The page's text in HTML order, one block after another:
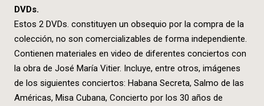
DVDs.
Estos 2 DVDs. constituyen un obsequio por la compra de la
colección, no son comercializables de forma independiente.
Contienen materiales en video de diferentes conciertos con
la obra de José María Vitier. Incluye, entre otros, imágenes
de los siguientes conciertos: Habana Secreta, Salmo de las
Américas, Misa Cubana, Concierto por los 30 años de